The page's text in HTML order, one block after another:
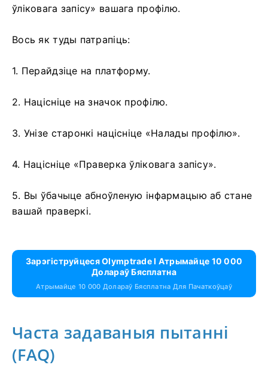
ўліковага запісу» вашага профілю.
Вось як туды патрапіць:
1. Перайдзіце на платформу.
2. Націсніце на значок профілю.
3. Унізе старонкі націсніце «Налады профілю».
4. Націсніце «Праверка ўліковага запісу».
5. Вы ўбачыце абноўленую інфармацыю аб стане
вашай праверкі.
Зарэгіструйцеся Olymptrade І Атрымайце 10 000
Долараў Бясплатна
Атрымайце 10 000 Долараў Бясплатна Для Пачаткоўцаў
Часта задаваныя пытанні
(FAQ)